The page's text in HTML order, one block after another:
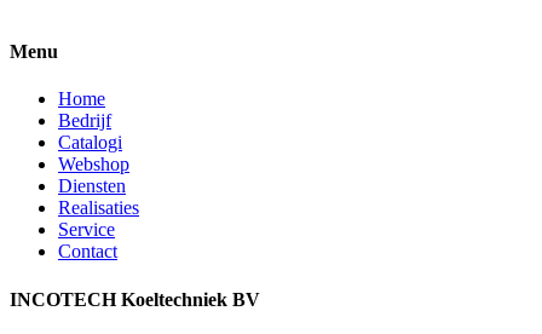
Menu
Home
Bedrijf
Catalogi
Webshop
Diensten
Realisaties
Service
Contact
INCOTECH Koeltechniek BV